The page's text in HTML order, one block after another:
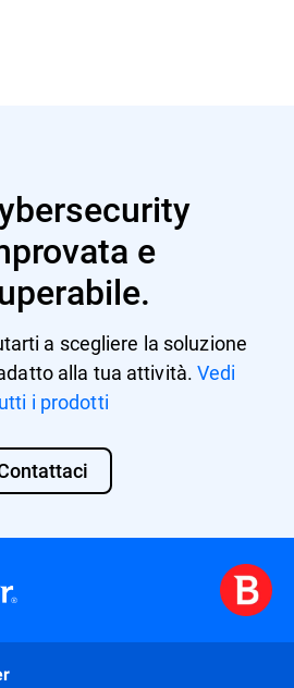
e
a scegliere la soluzione
alla tua attività.Vedi
i prodotti